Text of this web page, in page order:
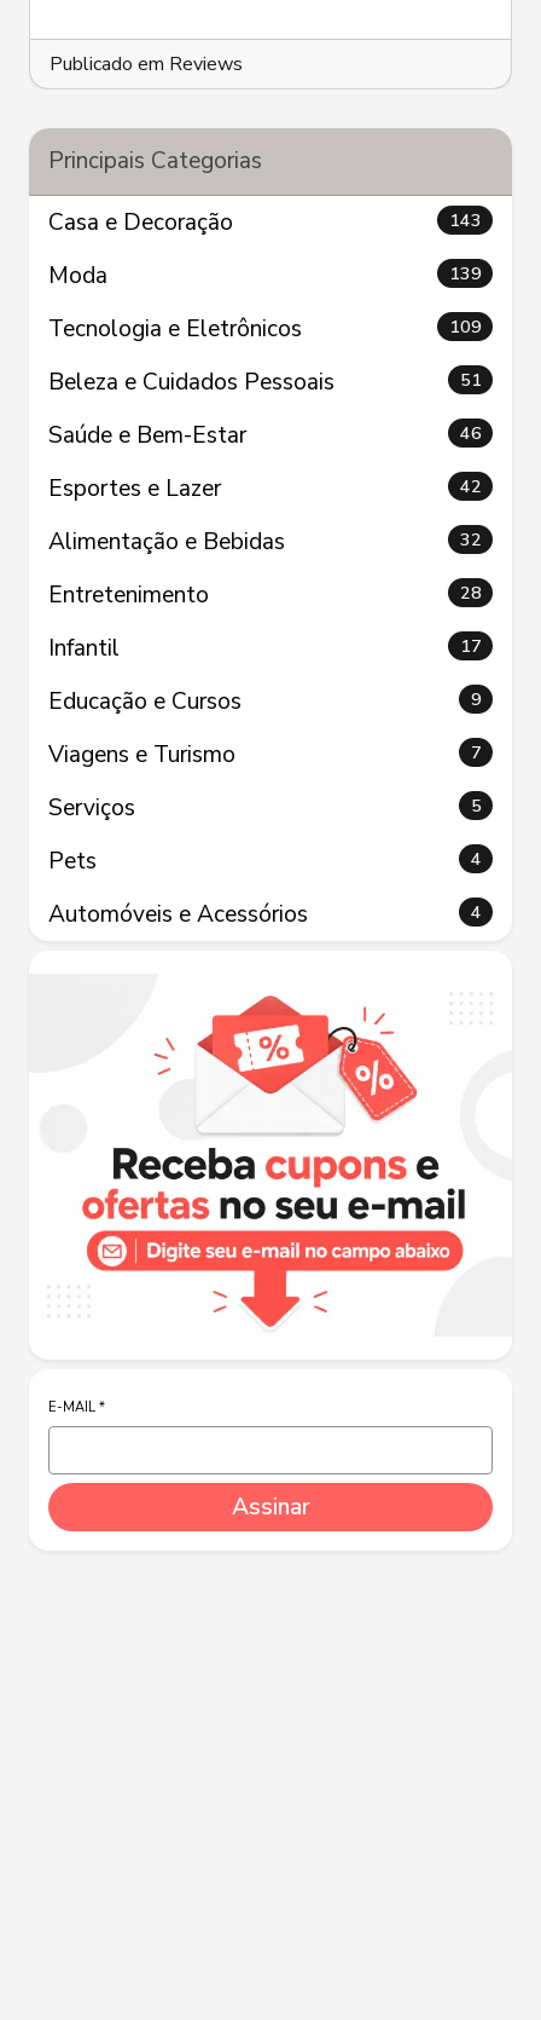
Publicado em Reviews
Principais Categorias
Casa e Decoração
143
Moda 139
Tecnologia e Eletrônicos 109
Beleza e Cuidados Pessoais 51
Saúde e Bem-Estar 46
Esportes e Lazer 42
Alimentação e Bebidas 32
Entretenimento 28
Infantil 17
Educação e Cursos 9
Viagens e Turismo 7
Serviços 5
Pets 4
Automóveis e Acessórios 4
E-MAIL *
Assinar